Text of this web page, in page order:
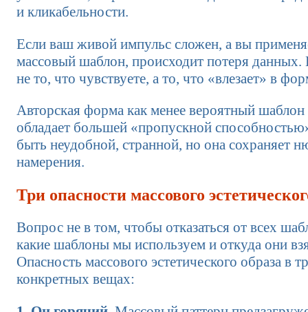
и кликабельности.
Если ваш живой импульс сложен, а вы
массовый шаблон, происходит потеря данных.
не то, что чувствуете, а то, что «влезает» в
Авторская форма как менее вероятный шаблон
обладает большей «пропускной
быть неудобной, странной, но она сохраняет
намерения.
Три опасности массового
Вопрос не в том, чтобы отказаться от всех
какие шаблоны мы используем и откуда они
Опасность массового эстетического образа в
конкретных вещах: